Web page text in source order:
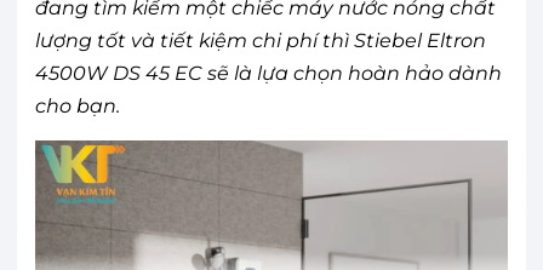
đang tìm kiếm một chiếc máy nước nóng chất
lượng tốt và tiết kiệm chi phí thì Stiebel Eltron
4500W DS 45 EC sẽ là lựa chọn hoàn hảo dành
cho bạn.